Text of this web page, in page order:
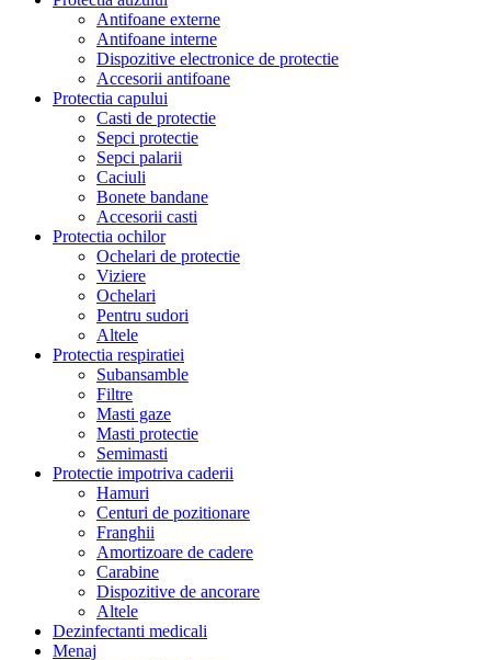
Antifoane externe
Antifoane interne
Dispozitive electronice de protectie
Accesorii antifoane
Protectia capului
Casti de protectie
Sepci protectie
Sepci palarii
Caciuli
Bonete bandane
Accesorii casti
Protectia ochilor
Ochelari de protectie
Viziere
Ochelari
Pentru sudori
Altele
Protectia respiratiei
Subansamble
Filtre
Masti gaze
Masti protectie
Semimasti
Protectie impotriva caderii
Hamuri
Centuri de pozitionare
Franghii
Amortizoare de cadere
Carabine
Dispozitive de ancorare
Altele
Dezinfectanti medicali
Menaj